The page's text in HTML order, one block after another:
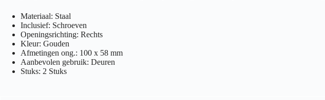
Materiaal: Staal
Inclusief: Schroeven
Openingsrichting: Rechts
Kleur: Gouden
Afmetingen ong.: 100 x 58 mm
Aanbevolen gebruik: Deuren
Stuks: 2 Stuks